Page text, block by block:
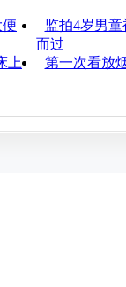
监拍4岁男
而过
上
第一次看放